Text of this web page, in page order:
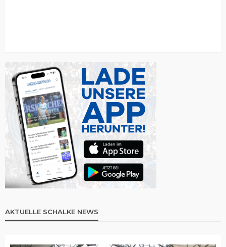
AKTUELLE SCHALKE NEWS